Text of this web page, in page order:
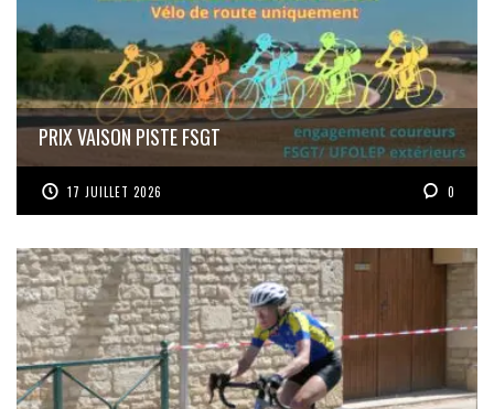
PRIX VAISON PISTE FSGT
17 JUILLET 2026 0